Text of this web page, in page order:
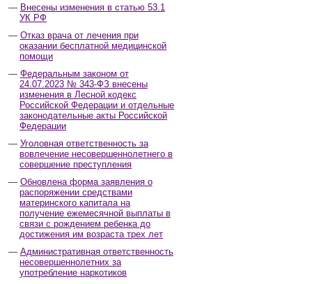
Внесены изменения в статью 53.1
УК РФ
Отказ врача от лечения при
оказании бесплатной медицинской
помощи
Федеральным законом от
24.07.2023 № 343-ФЗ внесены
изменения в Лесной кодекс
Российской Федерации и отдельные
законодательные акты Российской
Федерации
Уголовная ответственность за
вовлечение несовершеннолетнего в
совершение преступления
Обновлена форма заявления о
распоряжении средствами
материнского капитала на
получение ежемесячной выплаты в
связи с рождением ребенка до
достижения им возраста трех лет
Административная ответственность
несовершеннолетних за
употребление наркотиков